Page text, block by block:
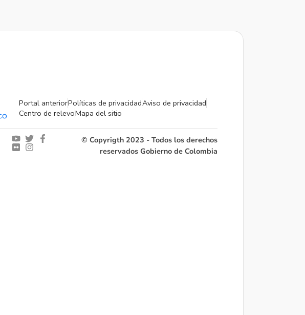
Portal anteriorPolíticas de privacidadAviso de privacidad
Centro de relevoMapa del sitio
© Copyrigth 2023 - Todos los derechos
reservados Gobierno de Colombia